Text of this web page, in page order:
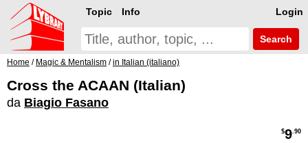
Login
Topic Info
Search
Home / Magic & Mentalism /in Italian (italiano)
Cross the ACAAN (Italian)
da Biagio Fasano
$9.90